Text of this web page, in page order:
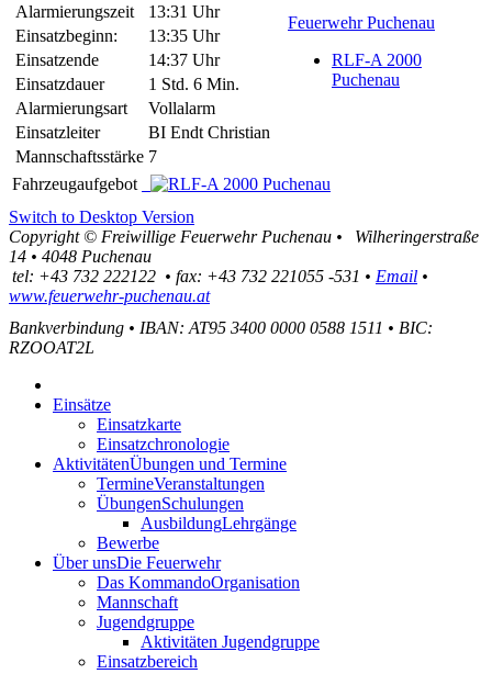
Alarmierungszeit
13:31 Uhr
Einsatzbeginn:
13:35 Uhr
Einsatzende
14:37 Uhr
Einsatzdauer
1 Std. 6 Min.
Alarmierungsart
Vollalarm
Einsatzleiter
BI Endt Christian
Mannschaftsstärke 7
Feuerwehr Puchenau
RLF-A 2000
Puchenau
Fahrzeugaufgebot
Switch to Desktop Version
Copyright © Freiwillige Feuerwehr Puchenau •
Wilheringerstraße
14 • 4048 Puchenau
tel: +43 732 222122 • fax: +43 732 221055 -531 • Email •
www.feuerwehr-puchenau.at
Bankverbindung • IBAN: AT95 3400 0000 0588 1511 • BIC:
RZOOAT2L
Einsätze
Einsatzkarte
Einsatzchronologie
AktivitätenÜbungen und Termine
TermineVeranstaltungen
ÜbungenSchulungen
AusbildungLehrgänge
Bewerbe
Über unsDie Feuerwehr
Das KommandoOrganisation
Mannschaft
Jugendgruppe
Aktivitäten Jugendgruppe
Einsatzbereich